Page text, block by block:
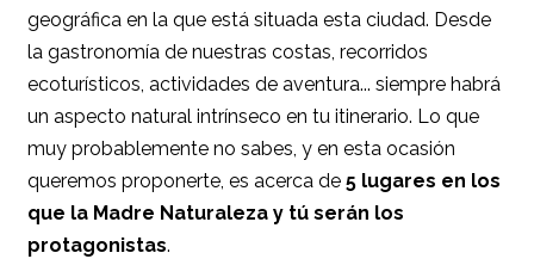
geográfica en la que está situada esta ciudad. Desde
la gastronomía de nuestras costas, recorridos
ecoturísticos, actividades de aventura... siempre habrá
un aspecto natural intrínseco en tu itinerario. Lo que
muy probablemente no sabes, y en esta ocasión
queremos proponerte, es acerca de 5 lugares en los
que la Madre Naturaleza y tú serán los
protagonistas.